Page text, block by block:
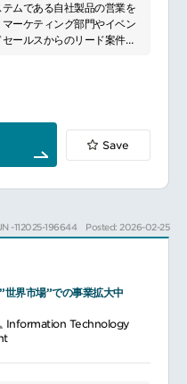
ムである自社製品の営業を
ーケティング部門やイベン
セールスからのリード案件を
多くあります。
性からも、大手企業（年商
規模）をメインのターゲッ
いきます。
Save
-112025-196644 Posted: 2026-02-25
世界市場”での事業拡大中
Information Technology